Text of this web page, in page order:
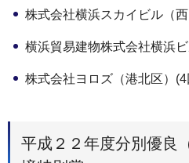
株式会社横浜スカイビル（
横浜貿易建物株式会社横浜
株式会社ヨロズ（港北区）
平成２２年度分別優良